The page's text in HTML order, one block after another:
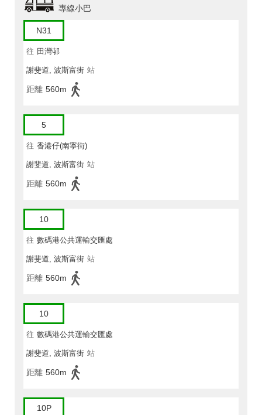
專線小巴
N31
往 田灣邨
謝斐道, 波斯富街 站
距離 560m
5
往 香港仔(南寧街)
謝斐道, 波斯富街 站
距離 560m
10
往 數碼港公共運輸交匯處
謝斐道, 波斯富街 站
距離 560m
10
往 數碼港公共運輸交匯處
謝斐道, 波斯富街 站
距離 560m
10P